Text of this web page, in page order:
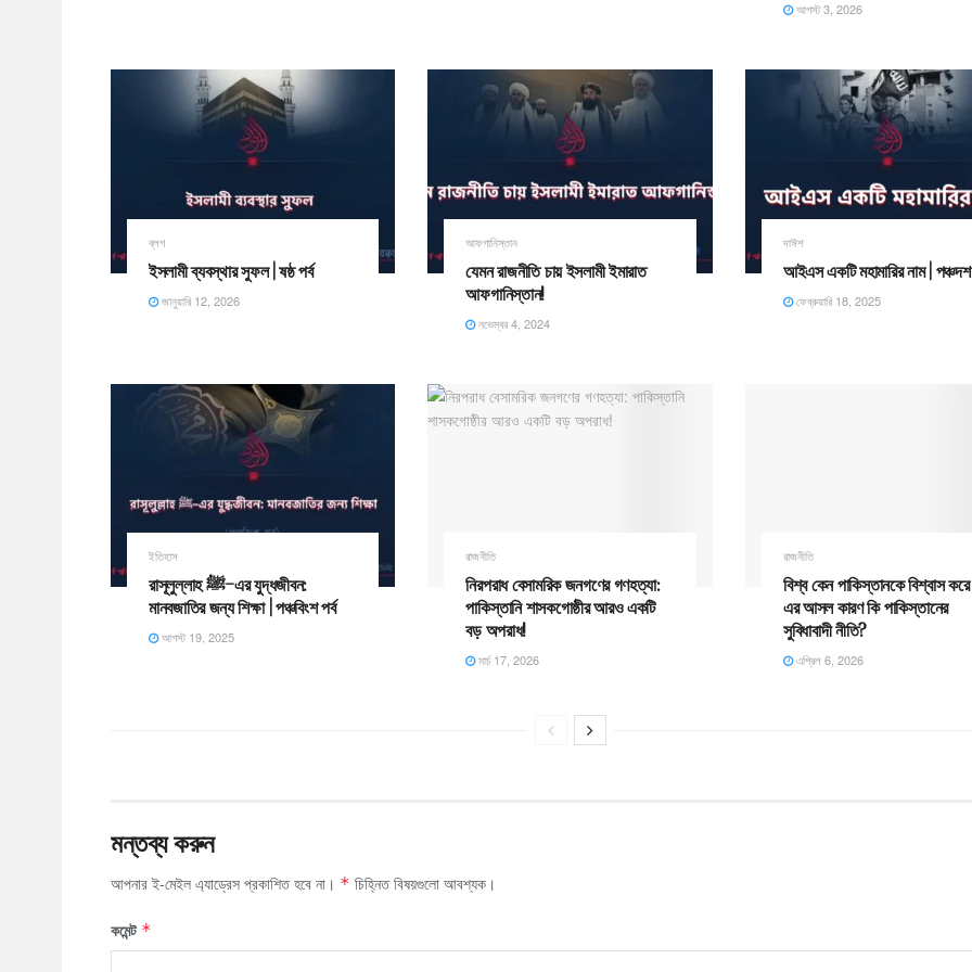
আগস্ট 3, 2026
ব্লগ
ইসলামী ব্যবস্থার সুফল | ষষ্ঠ পর্ব
জানুয়ারি 12, 2026
আফগানিস্তান
যেমন রাজনীতি চায় ইসলামী ইমারাত
আফগানিস্তান!
নভেম্বর 4, 2024
দাঈশ
আইএস একটি মহামারির নাম | পঞ্চদশ
ফেব্রুয়ারি 18, 2025
ইতিহাস
রাসূলুল্লাহ ﷺ–এর যুদ্ধজীবন:
মানবজাতির জন্য শিক্ষা | পঞ্চবিংশ পর্ব
আগস্ট 19, 2025
রাজনীতি
নিরপরাধ বেসামরিক জনগণের গণহত্যা:
পাকিস্তানি শাসকগোষ্ঠীর আরও একটি
বড় অপরাধ!
মার্চ 17, 2026
রাজনীতি
বিশ্ব কেন পাকিস্তানকে বিশ্বাস
এর আসল কারণ কি পাকিস্তানের
সুবিধাবাদী নীতি?
এপ্রিল 6, 2026
মন্তব্য করুন
আপনার ই-মেইল এ্যাড্রেস প্রকাশিত হবে না। * চিহ্নিত বিষয়গুলো আবশ্যক।
কমেন্ট *